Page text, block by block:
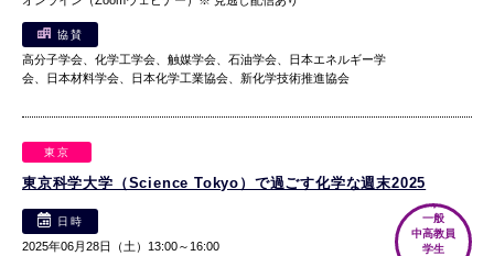
協賛
高分子学会、化学工学会、触媒学会、石油学会、日本エネルギー学
会、日本材料学会、日本化学工業協会、新化学技術推進協会
東京
東京科学大学（Science Tokyo）で過ごす化学な週末2025
日時
2025年06月28日（土）13:00～16:00
高専生
一般
中高教員
学生